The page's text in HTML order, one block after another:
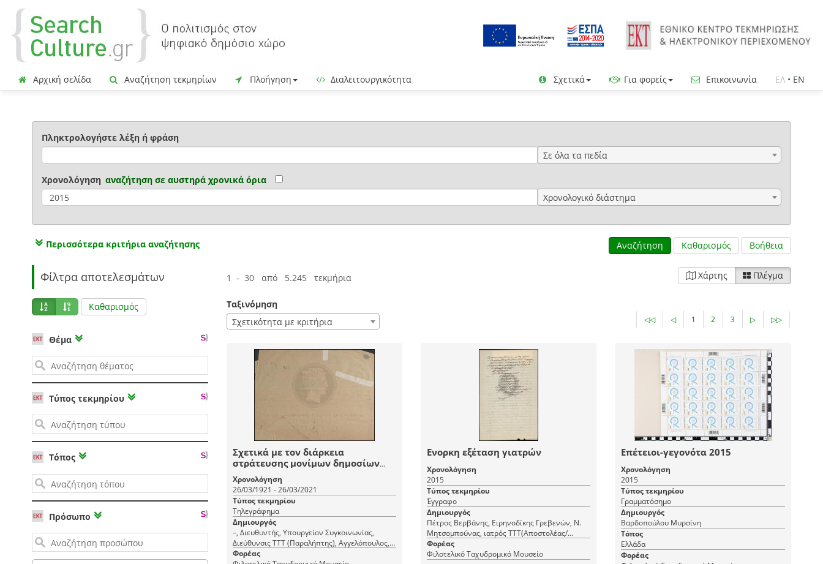
Αρχική σελίδα Αναζήτηση τεκμηρίων Πλοήγηση Διαλειτουργικότητα Σχετικά Για φορείς Επικοινωνία ΕΛ • EN
Πληκτρολογήστε λέξη ή φράση
Σε όλα τα πεδία
Χρονολόγηση αναζήτηση σε αυστηρά χρονικά όρια
Χρονολογικό διάστημα
Περισσότερα κριτήρια αναζήτησης Αναζήτηση Καθαρισμός Βοήθεια
Φίλτρα αποτελεσμάτων
Καθαρισμός
Θέμα
Τύπος τεκμηρίου
Τόπος
Πρόσωπο
1 - 30 από 5.245 τεκμήρια Χάρτης Πλέγμα
Ταξινόμηση
Σχετικότητα με κριτήρια
◁◁ ◁ 1 2 3 ▷ ▷▷
Σχετικά με τον διάρκεια
στράτευσης μονίμων δημοσίων
υπαλλήλων
Χρονολόγηση
26/03/1921 - 26/03/2021
Τύπος τεκμηρίου
Τηλεγράφημα
Δημιουργός
–, Διευθυντής, Υπουργείον Συγκοινωνίας,
Διεύθυνσις ΤΤΤ (Παραλήπτης), Αγγελόπουλος,
Διευθυντής (Αποστολέας/εκδότης)
Φορέας
Ενορκη εξέταση γιατρών
Χρονολόγηση
2015
Τύπος τεκμηρίου
Έγγραφο
Δημιουργός
Πέτρος Βερβάνης, Ειρηνοδίκης Γρεβενών, Ν.
Μητσομπούνας, ιατρός ΤΤΤ(Αποστολέας/
εκδότης), – (Παραλήπτης), Λ. Χαρίσης,
γραμματέας, Αλ. Παπαλεξίου, ιατρός
Φορέας
Φιλοτελικό Ταχυδρομικό Μουσείο
Επέτειοι-γεγονότα 2015
Χρονολόγηση
2015
Τύπος τεκμηρίου
Γραμματόσημο
Δημιουργός
Βαρδοπούλου Μυρσίνη
Τόπος
Ελλάδα
Φορέας